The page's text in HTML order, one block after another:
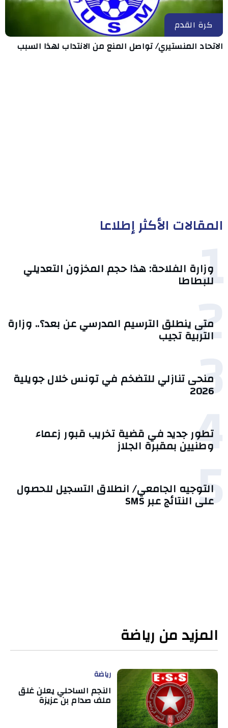
كرة القدم
الاتحاد المنستيري/ تواصل المنع من الانتداب لهذا السبب
المقالات الأكثر إطلاعا
1
وزارة الفلاحة: هذا حجم المخزون التعديلي
للبطاطا
2
متى ينطلق الترسيم المدرسي عن بعد؟.. وزارة
التربية تجيب
3 منحى تنازلي ‎للتضخم في تونس خلال جويلية
2026‎
4
تطور جديد في قضية تخريب قبور زعماء
وطنيين بمقبرة الجلاز
5
التوجيه الجامعي/ انطلاق التسجيل للحصول
على النتائج عبر SMS
المزيد من رياضة
رياضة
النجم الساحلي يعلن غلق
ملف صدام بن عزيزة